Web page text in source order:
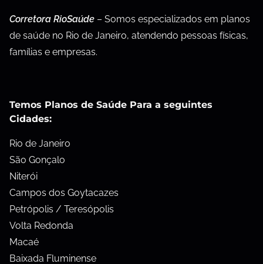
Corretora RioSaúde – Somos especializados em planos
de saúde no Rio de Janeiro, atendendo pessoas físicas,
famílias e empresas.
Temos Planos de Saúde Para a seguintes
Cidades:
Rio de Janeiro
São Gonçalo
Niterói
Campos dos Goytacazes
Petrópolis / Teresópolis
Volta Redonda
Macaé
Baixada Fluminense